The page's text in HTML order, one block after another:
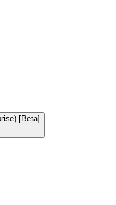
[Beta]